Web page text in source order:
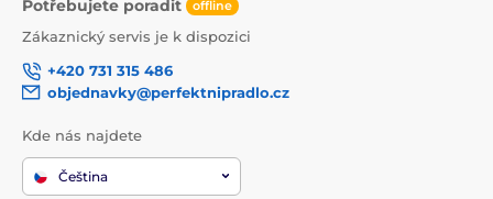
Potřebujete poradit offline
Zákaznický servis je k dispozici
+420 731 315 486
objednavky@perfektnipradlo.cz
Kde nás najdete
Čeština